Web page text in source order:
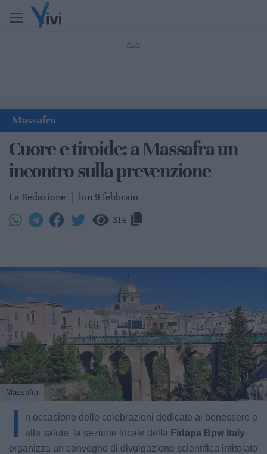
Massafra
Cuore e tiroide: a Massafra un
incontro sulla prevenzione
La Redazione lun 9 febbraio
314
Massafra
I
n occasione delle celebrazioni dedicate al benessere e
alla salute, la sezione locale della Fidapa Bpw Italy
organizza un convegno di divulgazione scientifica intitolato